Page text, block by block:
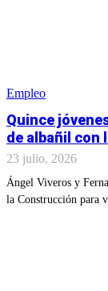
Empleo
Quince
de albañil con
23 julio, 2026
Ángel Viveros y
la Construcción para